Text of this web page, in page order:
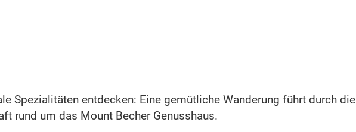
Spezialitäten entdecken: Eine gemütliche Wanderung führt durch die
rund um das Mount Becher Genusshaus.